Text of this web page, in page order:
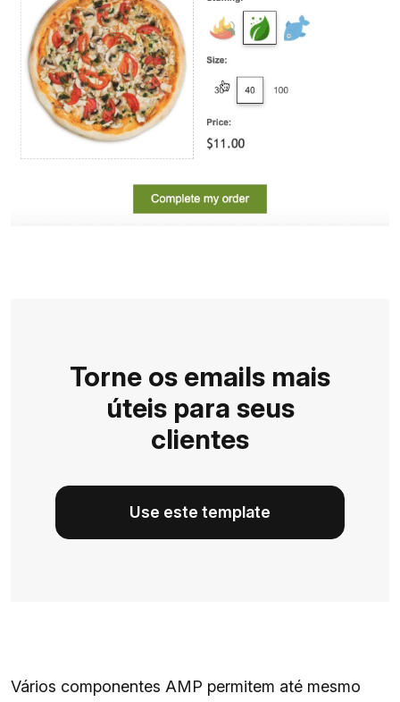
Torne os emails mais
úteis para seus
clientes
Use este template
Vários componentes AMP permitem até mesmo